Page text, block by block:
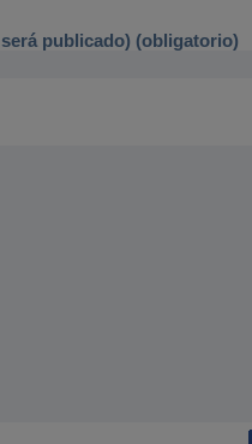
publicado) (obligatorio)